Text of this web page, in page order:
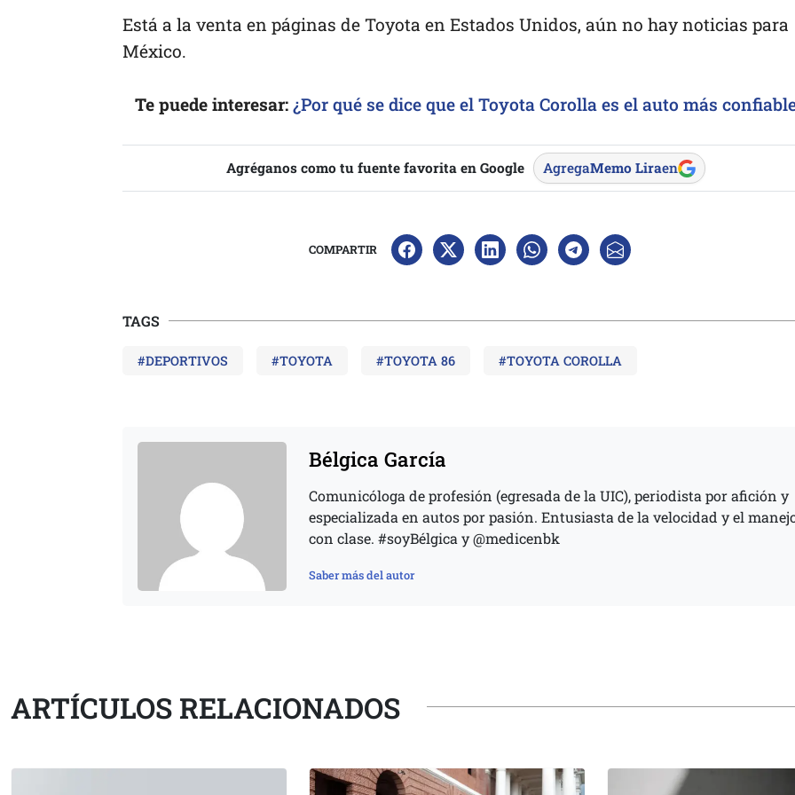
Está a la venta en páginas de Toyota en Estados Unidos, aún no hay noticias para
México.
Te puede interesar: ¿Por qué se dice que el Toyota Corolla es el auto más
Agréganos como tu fuente favorita en Google AgregaMemo Liraen
COMPARTIR
TAGS
#DEPORTIVOS #TOYOTA #TOYOTA 86 #TOYOTA COROLLA
Bélgica García
Comunicóloga de profesión (egresada de la UIC), periodista por afición y
especializada en autos por pasión. Entusiasta de la velocidad y el
con clase. #soyBélgica y @medicenbk
Saber más del autor
ARTÍCULOS RELACIONADOS